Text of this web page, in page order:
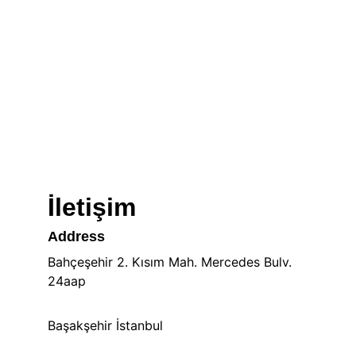
İletişim
Address
Bahçeşehir 2. Kısım Mah. Mercedes Bulv.
24aap
Başakşehir İstanbul